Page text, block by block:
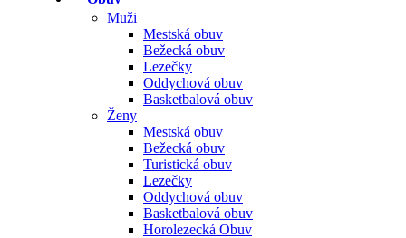
Muži
Mestská obuv
Bežecká obuv
Lezečky
Oddychová obuv
Basketbalová obuv
Ženy
Mestská obuv
Bežecká obuv
Turistická obuv
Lezečky
Oddychová obuv
Basketbalová obuv
Horolezecká Obuv